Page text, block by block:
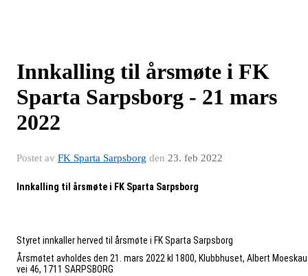
Innkalling til årsmøte i FK
Sparta Sarpsborg - 21 mars
2022
Postet av FK Sparta Sarpsborg den 23. feb 2022
Innkalling til årsmøte i FK Sparta Sarpsborg
Styret innkaller herved til årsmøte i FK Sparta Sarpsborg
Årsmøtet avholdes den 21. mars 2022 kl 1800, Klubbhuset, Albert
vei 46, 1711 SARPSBORG